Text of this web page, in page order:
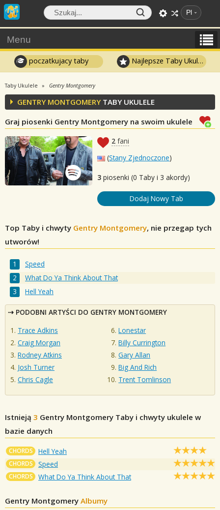
Pl
Menu
poczatkujacy taby Najlepsze Taby Ukulele
Taby Ukulele Gentry Montgomery
GENTRY MONTGOMERYTABY UKULELE
Graj piosenki Gentry Montgomery na swoim ukulele
2 fani
(Stany Zjednoczone)
3 piosenki (0 Taby i 3 akordy)
Dodaj Nowy Tab
Top Taby i chwyty Gentry Montgomery, nie przegap tych
utworów!
Speed
What Do Ya Think About That
Hell Yeah
PODOBNI ARTYŚCI DO GENTRY MONTGOMERY
Trace Adkins
Craig Morgan
Rodney Atkins
Josh Turner
Chris Cagle
Lonestar
Billy Currington
Gary Allan
Big And Rich
Trent Tomlinson
Istnieją 3 Gentry Montgomery Taby i chwyty ukulele w
bazie danych
CHORDS Hell Yeah
CHORDS Speed
CHORDS What Do Ya Think About That
Gentry Montgomery Albumy